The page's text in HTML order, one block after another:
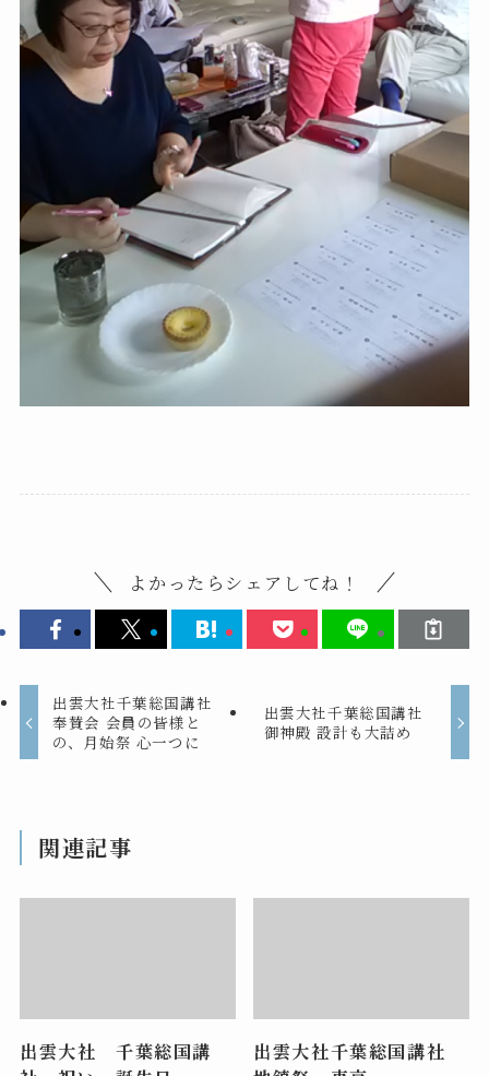
よかったらシェアしてね！
出雲大社千葉総国講社
奉賛会 会員の皆様と
の、月始祭 心一つに
出雲大社千葉総国講社
御神殿 設計も大詰め
関連記事
出雲大社 千葉総国講
出雲大社千葉総国講社